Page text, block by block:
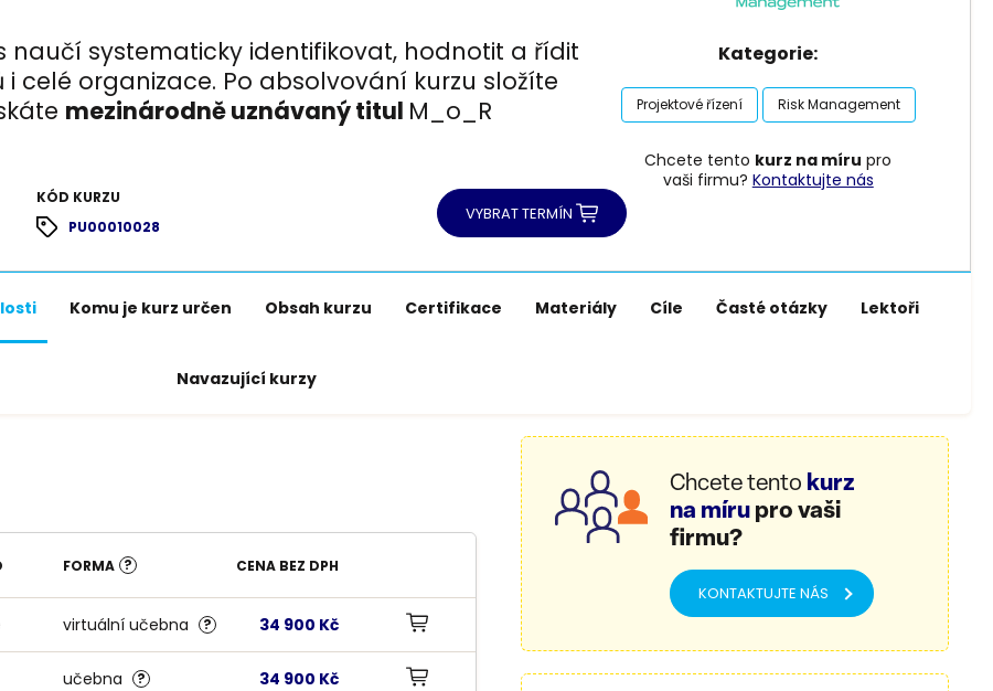
naučí systematicky identifikovat, hodnotit a řídit
celé organizace. Po absolvování kurzu složíte
mezinárodně uznávaný titul M_o_R
KÓD KURZU
PU00010028
VYBRAT TERMÍN
Kategorie:
Projektové řízení Risk Management
Chcete tento kurz na míru pro
vaši firmu? Kontaktujte nás
Komu je kurz určen Obsah kurzu Certifikace Materiály Cíle Časté otázky Lektoři
Navazující kurzy
FORMA ? CENA BEZ DPH
virtuální učebna ? 34 900 Kč
učebna ? 34 900 Kč
Chcete tento kurz
na mírupro vaši
firmu?
KONTAKTUJTE NÁS